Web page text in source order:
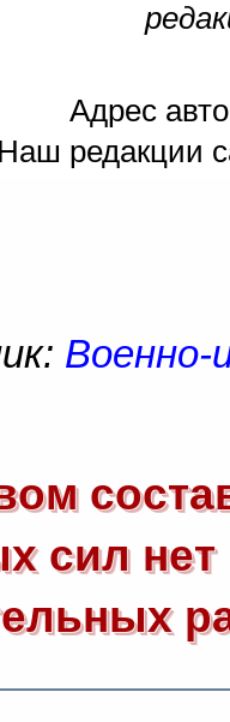
Адрес
Наш редакции
Военно-
сил